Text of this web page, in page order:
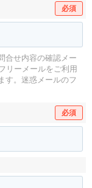
必須
合せ内容の確認メー
リーメールをご利用
。 迷惑メールのフ
必須